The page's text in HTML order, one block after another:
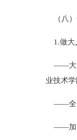
（八）
1.做大
——大力
业技术
——全面
——加大